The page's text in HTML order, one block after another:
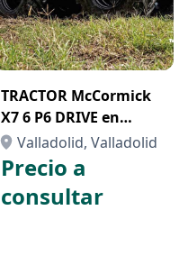
TRACTOR McCormick
X7 6 P6 DRIVE en
RENTING
Valladolid, Valladolid
Precio a
consultar